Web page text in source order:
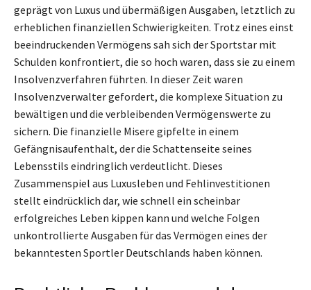
geprägt von Luxus und übermäßigen Ausgaben, letztlich zu
erheblichen finanziellen Schwierigkeiten. Trotz eines einst
beeindruckenden Vermögens sah sich der Sportstar mit
Schulden konfrontiert, die so hoch waren, dass sie zu einem
Insolvenzverfahren führten. In dieser Zeit waren
Insolvenzverwalter gefordert, die komplexe Situation zu
bewältigen und die verbleibenden Vermögenswerte zu
sichern. Die finanzielle Misere gipfelte in einem
Gefängnisaufenthalt, der die Schattenseite seines
Lebensstils eindringlich verdeutlicht. Dieses
Zusammenspiel aus Luxusleben und Fehlinvestitionen
stellt eindrücklich dar, wie schnell ein scheinbar
erfolgreiches Leben kippen kann und welche Folgen
unkontrollierte Ausgaben für das Vermögen eines der
bekanntesten Sportler Deutschlands haben können.